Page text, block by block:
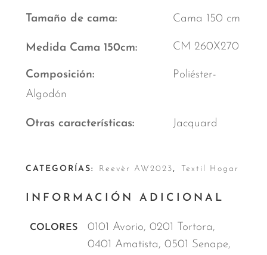
Tamaño de cama Cama 150 cm
Medida Cama 150cm CM 260X270
Composición
Poliéster-
Algodón
Otras características Jacquard
CATEGORÍAS: Reevèr AW2023, Textil Hogar
INFORMACIÓN ADICIONAL
COLORES
0101 Avorio, 0201 Tortora,
0401 Amatista, 0501 Senape,